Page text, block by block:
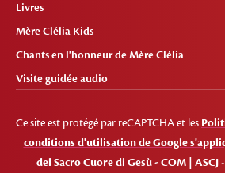
Livres
Mère Clélia Kids
Chants en l'honneur de Mère Clélia
Visite guidée audio
Ce site est protégé par reCAPTCHA et les
conditions d'utilisation de Google
del Sacro Cuore di Gesù - COM | ASCJ-